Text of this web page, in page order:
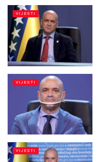
VIJESTI
VIJESTI
VIJESTI